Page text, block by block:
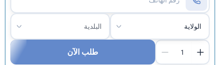
طلب الآن